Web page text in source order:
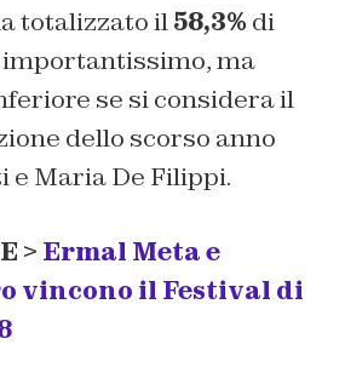
totalizzato il58,3% di
importantissimo, ma
se si considera il
dello scorso anno
e Maria De Filippi.
> Ermal Meta e
vincono il Festival di